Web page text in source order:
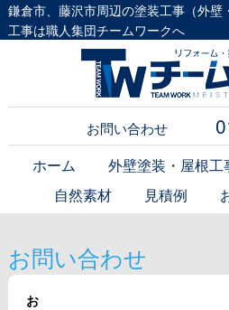
鎌倉市、藤沢市周辺の塗装工事（外壁
工事は職人集団チームワークへ
お問い合わせ
ホーム 外壁塗装・屋根工
自然素材
見積例
お問い合わせ
お